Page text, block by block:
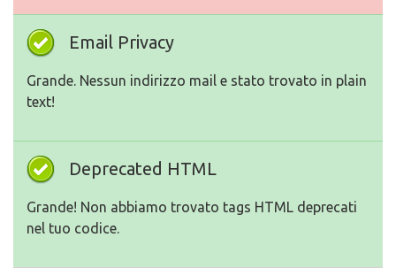
Email Privacy
Grande. Nessun indirizzo mail e stato trovato in plain
text!
Deprecated HTML
Grande! Non abbiamo trovato tags HTML deprecati
nel tuo codice.